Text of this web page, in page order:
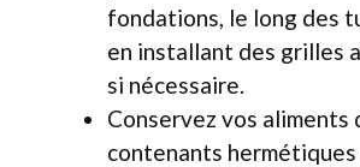
fondations, le long des
en installant des grilles
si nécessaire.
Conservez vos aliments
contenants hermétiques